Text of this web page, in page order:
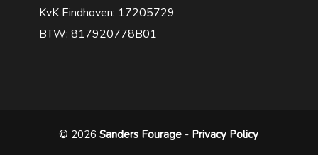
KvK Eindhoven: 17205729
BTW: 817920778B01
© 2026Sanders Fourage - Privacy Policy